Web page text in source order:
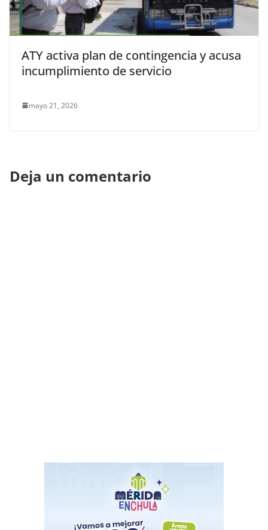
ATY activa plan de contingencia y acusa
incumplimiento de servicio
mayo 21, 2026
Deja un comentario